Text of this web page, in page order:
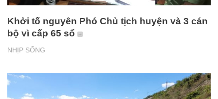
NHỊP SỐNG
Khởi tố nguyên Phó Chủ tịch huyện và 3 cán
bộ vì cấp 65 sổ